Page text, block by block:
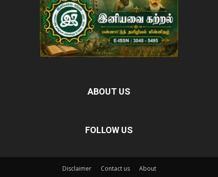
ABOUT US
FOLLOW US
Disclaimer Contact us About